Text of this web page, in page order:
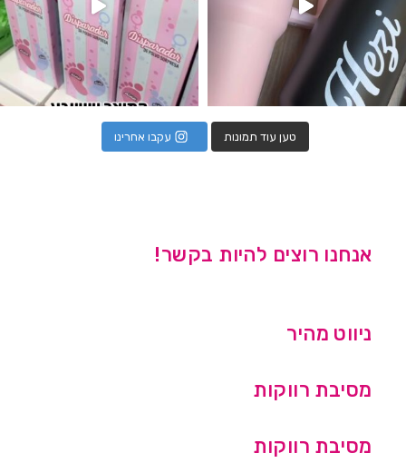
טען עוד תמונות עקבו אחרינו
אנחנו רוצים להיות בקשר!
ניווט מהיר
מסיבת רווקות
מסיבת רווקות